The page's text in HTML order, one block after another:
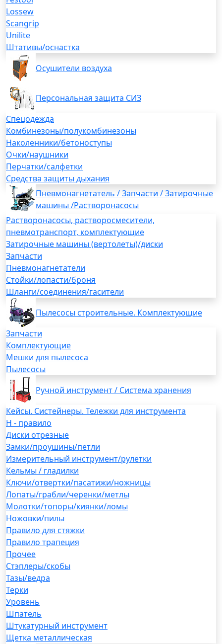
Lossew
Scangrip
Unilite
Штативы/оснастка
Осушители воздуха
Персональная защита СИЗ
Спецодежда
Комбинезоны/полукомбинезоны
Наколенники/бетоноступы
Очки/наушники
Перчатки/салфетки
Средства защиты дыхания
Пневмонагнетатель / Запчасти / Затирочные
машины /Растворонасосы
Растворонасосы, растворосмесители,
пневмотранспорт, комплектующие
Затирочные машины (вертолеты)/диски
Запчасти
Пневмонагнетатели
Стойки/лопасти/броня
Шланги/соединения/гасители
Пылесосы строительные. Комплектующие
Запчасти
Комплектующие
Мешки для пылесоса
Пылесосы
Ручной инструмент / Система хранения
Кейсы. Систейнеры. Тележки для инструмента
H - правило
Диски отрезные
Замки/проушины/петли
Измерительный инструмент/рулетки
Кельмы / гладилки
Ключи/отвертки/пасатижи/ножницы
Лопаты/грабли/черенки/метлы
Молотки/топоры/киянки/ломы
Ножовки/пилы
Правило для стяжки
Правило трапеция
Прочее
Стэплеры/скобы
Тазы/ведра
Терки
Уровень
Шпатель
Штукатурный инструмент
Щетка металлическая